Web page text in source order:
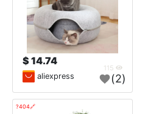
14.74 $
aliexpress (2)
🔗404?